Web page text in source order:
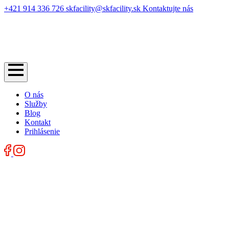
+421 914 336 726 skfacility@skfacility.sk Kontaktujte nás
O nás
Služby
Blog
Kontakt
Prihlásenie